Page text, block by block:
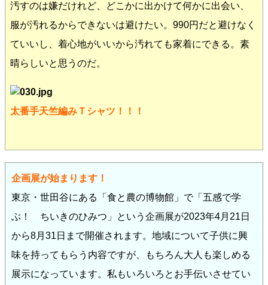
汚すのは嫌だけれど、どこかに出かけて何かに出会い、
服が汚れるからできないは避けたい。990円だと避けなく
ていいし、着心地がいいから汚れても家着にできる。素
晴らしいと思うのだ。
太番手天竺編みＴシャツ！！！
企画展が始まります！
東京・世田谷にある「食と農の博物館」で「五感で学
ぶ！ ちいきのひみつ」という企画展が2023年4月21日
から8月31日まで開催されます。地域について子供に興
味を持ってもらう内容ですが、もちろん大人も楽しめる
展示になっています。私もいろいろとお手伝いさせてい